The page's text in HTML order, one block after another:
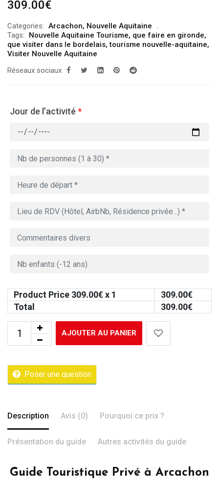
309.00€
Categories: Arcachon, Nouvelle Aquitaine
Tags:
Nouvelle Aquitaine Tourisme, que faire en gironde,
que visiter dans le bordelais,tourisme nouvelle-aquitaine,
Visiter Nouvelle Aquitaine
Réseaux sociaux
Jour de l’activité *
Product Price 309.00€ x 1 309.00€
Total
309.00€
AJOUTER AU PANIER
Poser une question
Description Avis (0) Pourquoi ce prix ?
Présentation du guide Autres activités du guide
Guide Touristique Privé à Arcachon